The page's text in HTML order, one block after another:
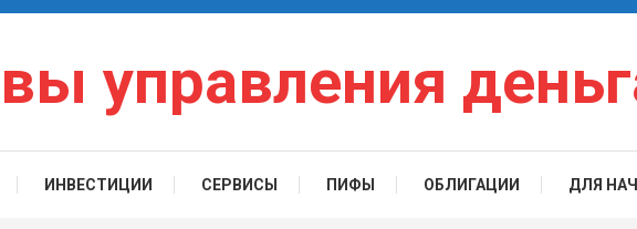
управления
ИНВЕСТИЦИИ СЕРВИСЫ ПИФЫ ОБЛИГАЦИИ ДЛЯ